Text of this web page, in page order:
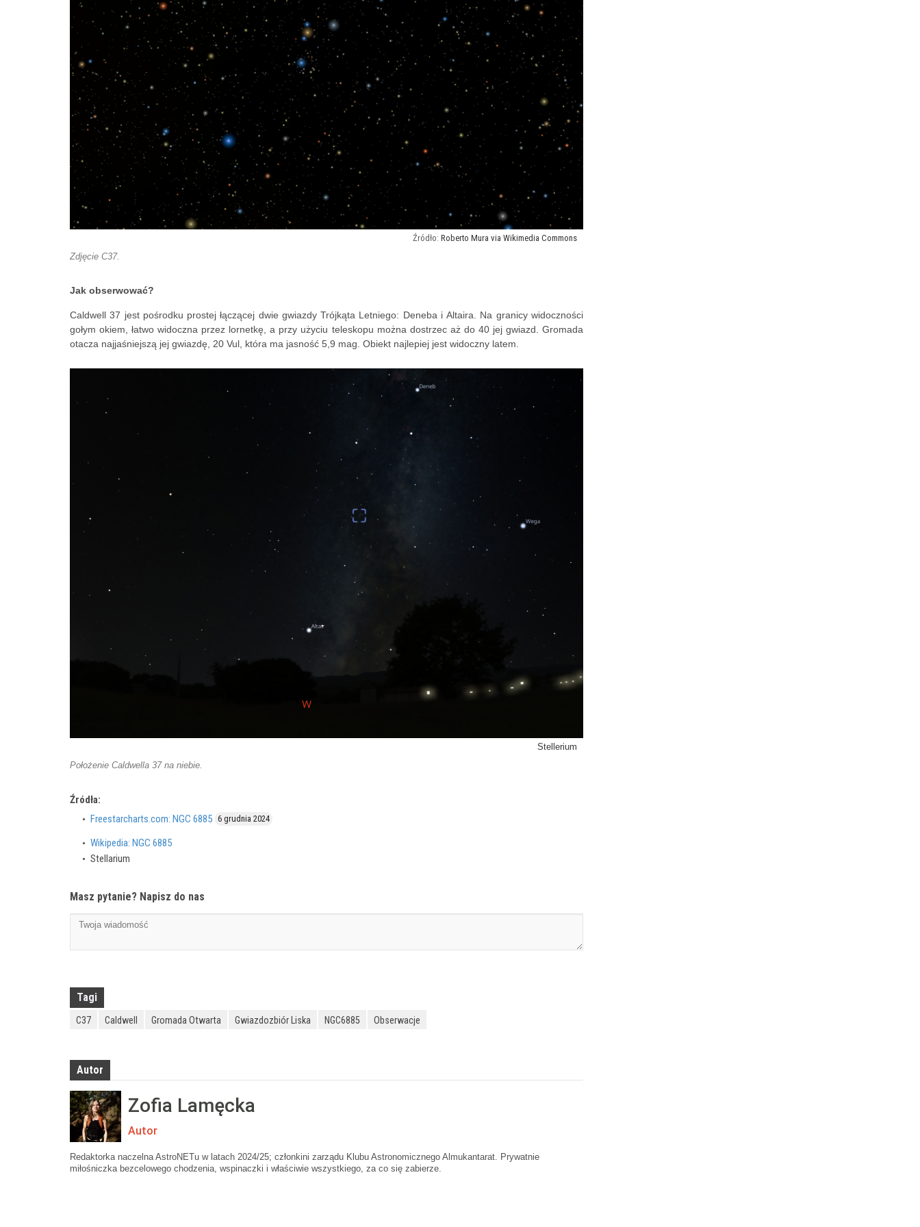
Roberto Mura via Wikimedia Commons
Zdjęcie C37.
Jak obserwować?
Caldwell 37 jest pośrodku prostej łączącej dwie gwiazdy Trójkąta Letniego: Deneba i Altaira. Na granicy widoczności
gołym okiem, łatwo widoczna przez lornetkę, a przy użyciu teleskopu można dostrzec aż do 40 jej gwiazd. Gromada
otacza najjaśniejszą jej gwiazdę, 20 Vul, która ma jasność 5,9 mag. Obiekt najlepiej jest widoczny latem.
Stellerium
Położenie Caldwella 37 na niebie.
Źródła:
Freestarcharts.com: NGC 6885 6 grudnia 2024
Wikipedia: NGC 6885
Stellarium
Masz pytanie? Napisz do nas
Tagi
C37 Caldwell Gromada Otwarta Gwiazdozbiór Liska NGC6885 Obserwacje
Autor
Zofia Lamęcka
Autor
Redaktorka naczelna AstroNETu w latach 2024/25; członkini zarządu Klubu Astronomicznego Almukantarat. Prywatnie
miłośniczka bezcelowego chodzenia, wspinaczki i właściwie wszystkiego, za co się zabierze.